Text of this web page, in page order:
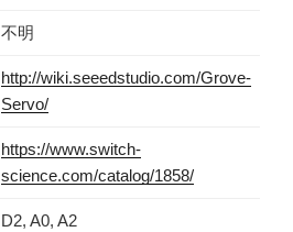
不明
http://wiki.seeedstudio.com/Grove-
Servo/
https://www.switch-
science.com/catalog/1858/
D2, A0, A2